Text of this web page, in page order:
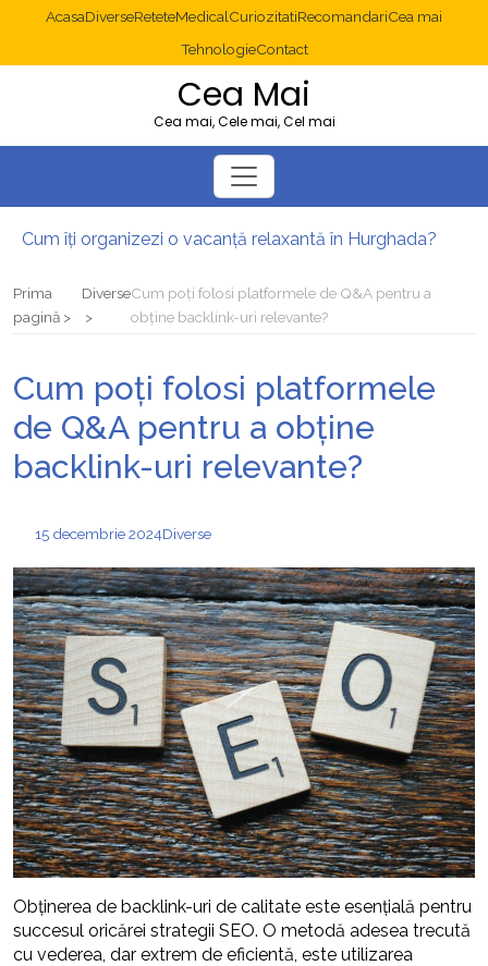
AcasaDiverseReteteMedicalCuriozitatiRecomandariCea mai
TehnologieContact
Cea Mai
Cea mai, Cele mai, Cel mai
Cum îți organizezi o vacanță relaxantă în Hurghada?
Prima
pagină
DiverseCum poți folosi platformele de Q&A pentru a
obține backlink-uri relevante?
Cum poți folosi platformele
de Q&A pentru a obține
backlink-uri relevante?
15 decembrie 2024Diverse
Obținerea de backlink-uri de calitate este esențială pentru
succesul oricărei strategii SEO. O metodă adesea trecută
cu vederea, dar extrem de eficientă, este utilizarea